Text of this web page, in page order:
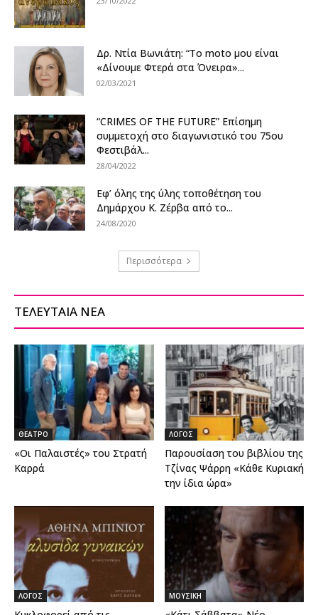
Δρ. Ντία Βωνιάτη: “Το moto μου είναι
«Δίνουμε Φτερά στα Όνειρα»...
02/03/2021
“CRIMES OF THE FUTURE” Επίσημη
συμμετοχή στο διαγωνιστικό του 75ου
Φεστιβάλ...
28/04/2022
Εφ’ όλης της ύλης τοποθέτηση του
Δημάρχου Κ. Ζέρβα από το...
24/08/2020
Περισσότερα
ΤΕΛΕΥΤΑΙΑ ΝΕΑ
ΘΕΑΤΡΟ
«Οι Παλαιστές» του Στρατή
Καρρά
ΛΟΓΟΣ
Παρουσίαση του βιβλίου της
Τζίνας Ψάρρη «Κάθε Κυριακή
την ίδια ώρα»
ΛΟΓΟΣ ΜΟΥΣΙΚΗ